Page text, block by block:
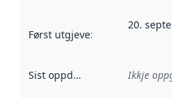
Først utgjeve: Denne datoen
20.
Sist oppdatert Ikkje